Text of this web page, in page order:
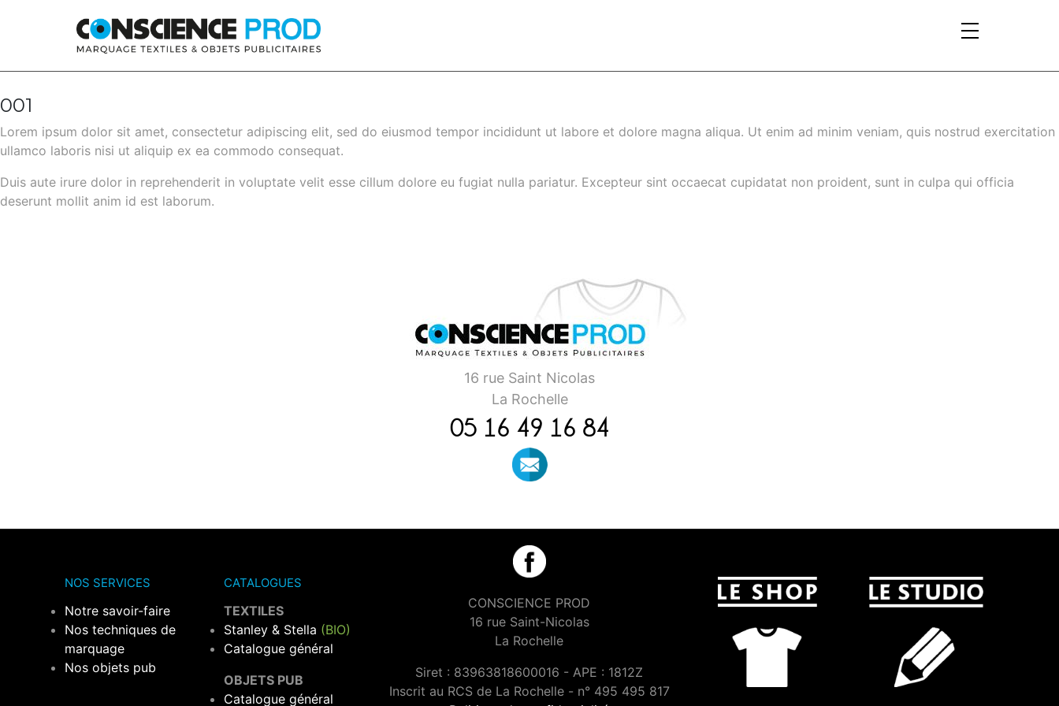
001
Lorem ipsum dolor sit amet, consectetur adipiscing elit, sed do eiusmod tempor incididunt ut labore et dolore magna aliqua. Ut enim ad minim veniam, quis nostrud exercitation
ullamco laboris nisi ut aliquip ex ea commodo consequat.
Duis aute irure dolor in reprehenderit in voluptate velit esse cillum dolore eu fugiat nulla pariatur. Excepteur sint occaecat cupidatat non proident, sunt in culpa qui officia
deserunt mollit anim id est laborum.
16 rue Saint Nicolas
La Rochelle
05 16 49 16 84
NOS SERVICES
Notre savoir-faire
Nos techniques de
marquage
Nos objets pub
CATALOGUES
TEXTILES
Stanley & Stella (BIO)
Catalogue général
OBJETS PUB
Catalogue général
CONSCIENCE PROD
16 rue Saint-Nicolas
La Rochelle
Siret : 83963818600016 - APE : 1812Z
Inscrit au RCS de La Rochelle - n° 495 495 817